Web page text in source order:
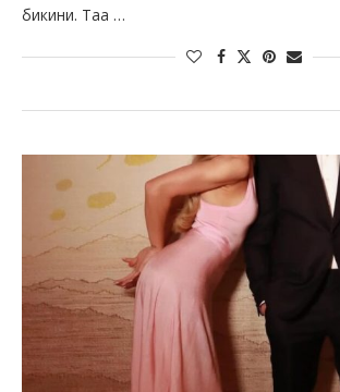
бикини. Таа …